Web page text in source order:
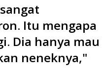
Itu mengapa
Dia hanya mau
neneknya,"